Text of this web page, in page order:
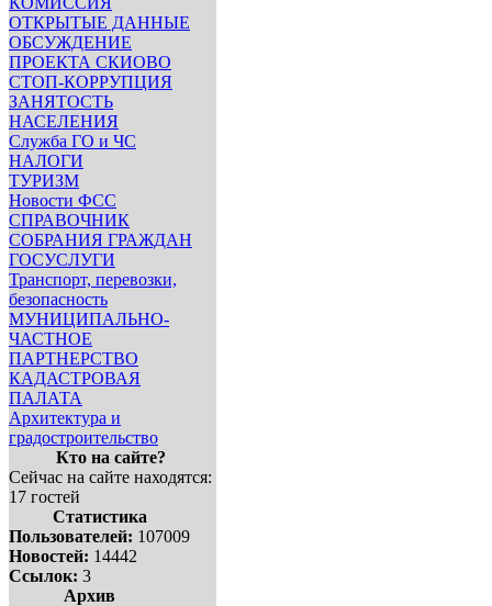
ОТКРЫТЫЕ ДАННЫЕ
ОБСУЖДЕНИЕ
ПРОЕКТА СКИОВО
СТОП-КОРРУПЦИЯ
ЗАНЯТОСТЬ
НАСЕЛЕНИЯ
Служба ГО и ЧС
НАЛОГИ
ТУРИЗМ
Новости ФСС
СПРАВОЧНИК
СОБРАНИЯ ГРАЖДАН
ГОСУСЛУГИ
Транспорт, перевозки,
безопасность
МУНИЦИПАЛЬНО-
ЧАСТНОЕ
ПАРТНЕРСТВО
КАДАСТРОВАЯ
ПАЛАТА
Архитектура и
градостроительство
Кто на сайте?
Сейчас на сайте находятся:
17 гостей
Статистика
Пользователей: 107009
Новостей: 14442
Ссылок: 3
Архив